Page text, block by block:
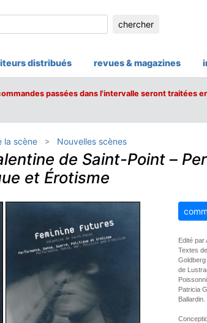
chercher
distribués revues & magazines
passées dans l'intervalle seront traitées
la scène Nouvelles scènes
de Saint-Point–
et Érotisme
Edité par
Textes
Goldberg
de
Patricia
Ballardin.